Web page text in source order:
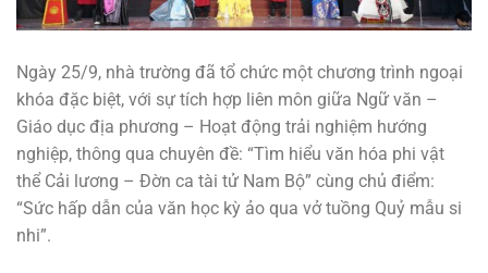
Ngày 25/9, nhà trường đã tổ chức một chương trình ngoại
khóa đặc biệt, với sự tích hợp liên môn giữa Ngữ văn –
Giáo dục địa phương – Hoạt động trải nghiệm hướng
nghiệp, thông qua chuyên đề: “Tìm hiểu văn hóa phi vật
thể Cải lương – Đờn ca tài tử Nam Bộ” cùng chủ điểm:
“Sức hấp dẫn của văn học kỳ ảo qua vở tuồng Quỷ mẫu si
nhi”.